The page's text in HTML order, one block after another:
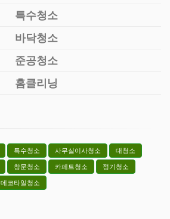
특수청소
바닥청소
준공청소
홈클리닝
특수청소 사무실이사청소
대청소
창문청소 카페트청소
정기청소
데코타일청소